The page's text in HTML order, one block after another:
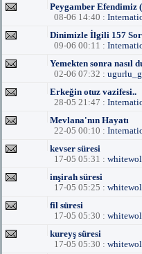
Peygamber Efendimiz
08-06 14:40 :
Dinimizle İlgili 157
09-06 00:11 :
Yemekten sonra nasıl
02-06 07:32 :
Erkeğin otuz vazifesi..
28-05 21:47 :
Mevlana'nın Hayatı
22-05 00:10 :
kevser süresi
17-05 05:31 :
inşirah süresi
17-05 05:25 :
fil süresi
17-05 05:30 :
kureyş süresi
17-05 05:30 :